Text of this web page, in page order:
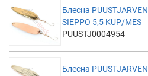
Блесна PUUSTJARVEN
SIEPPO 5,5 KUP/MES
PUUSTJ0004954
Блесна PUUSTJARVEN